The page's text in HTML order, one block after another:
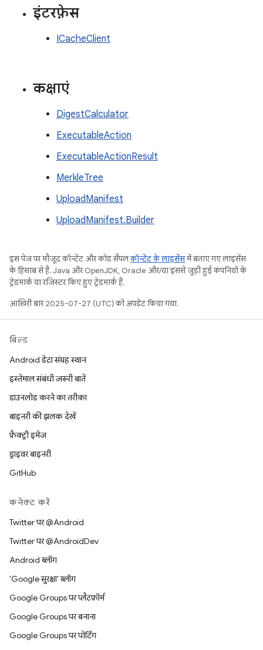
इंटरफ़ेस
ICacheClient
कक्षाएं
DigestCalculator
ExecutableAction
ExecutableActionResult
MerkleTree
UploadManifest
UploadManifest.Builder
इस पेज पर मौजूद कॉन्टेंट और कोड सैंपलकॉन्टेंट के लाइसेंसमें बताए गए लाइसेंस
के हिसाब से हैं. Java और OpenJDK, Oracle और/या इससे जुड़ी हुई कंपनियों के
ट्रेडमार्क या रजिस्टर किए हुए ट्रेडमार्क हैं.
आखिरी बार 2025-07-27 (UTC) को अपडेट किया गया.
बिल्ड
Android डेटा संग्रह स्थान
इस्तेमाल संबंधी ज़रूरी बातें
डाउनलोड करने का तरीका
बाइनरी की झलक देखें
फ़ैक्ट्री इमेज
ड्राइवर बाइनरी
GitHub
कनेक्ट करें
Twitter पर @Android
Twitter पर @AndroidDev
Android ब्लॉग
'Google सुरक्षा' ब्लॉग
Google Groups पर प्लैटफ़ॉर्म
Google Groups पर बनाना
Google Groups पर पोर्टिंग